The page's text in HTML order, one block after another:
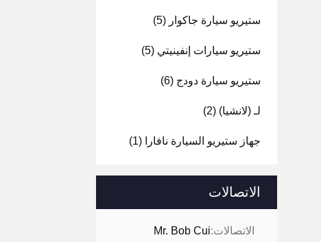
ستيريو سيارة جاكوار (5)
ستيريو سيارات إنفينيتي (5)
ستيريو سيارة دودج (6)
لـ (لانشيا) (2)
جهاز ستيريو السيارة نافارا (1)
الاتصالات
الاتصالات:Mr. Bob Cui